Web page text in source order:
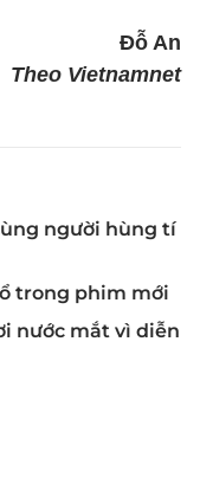
Đỗ An
Theo Vietnamnet
người hùng tí
trong phim mới
nước mắt vì diễn